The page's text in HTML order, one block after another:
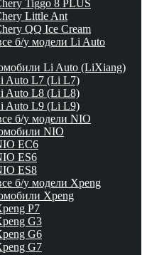
Tiggo 8 PLUS
Little Ant
QQ Ice Cream
б/у модели Li Auto
Li Auto (LiXiang)
Auto L7 (Li L7)
Auto L8 (Li L8)
Auto L9 (Li L9)
б/у модели NIO
NIO
EC6
ES6
ES8
б/у модели Xpeng
Xpeng
P7
G3
G6
G7